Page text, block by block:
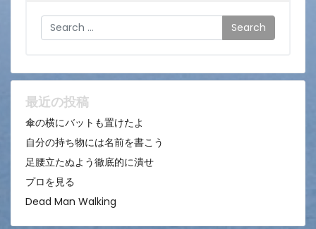
Search
最近の投稿
傘の横にバットも置けたよ
自分の持ち物には名前を書こう
足腰立たぬよう徹底的に潰せ
プロを見る
Dead Man Walking